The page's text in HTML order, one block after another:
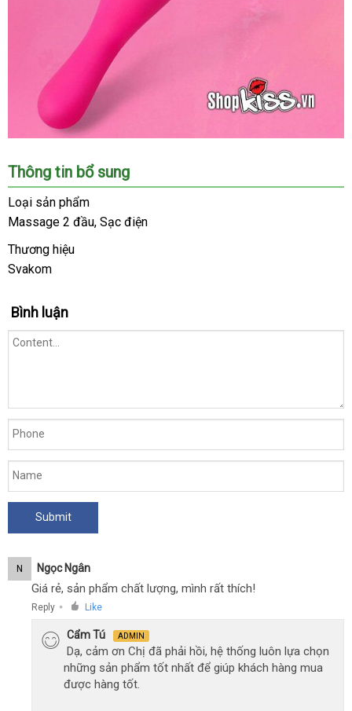
Máy
Rung
Ba
Đầu
Cao
Cấp
Svakom
hiện
có
Thông tin bổ sung
Loại sản phẩm
Massage 2 đầuphản
, Sạc điện
Thương hiệu
Svakom
Bình luận
N Ngọc Ngân
Giá rẻ, sản phẩm chất lượng, mình rất thích!
Reply ● Like
Cẩm Tú ADMIN
Dạ, cảm ơn Chị đã phải hồi, hệ thống luôn lựa chọn
những sản phẩm tốt nhất để giúp khách hàng mua
được hàng tốt.